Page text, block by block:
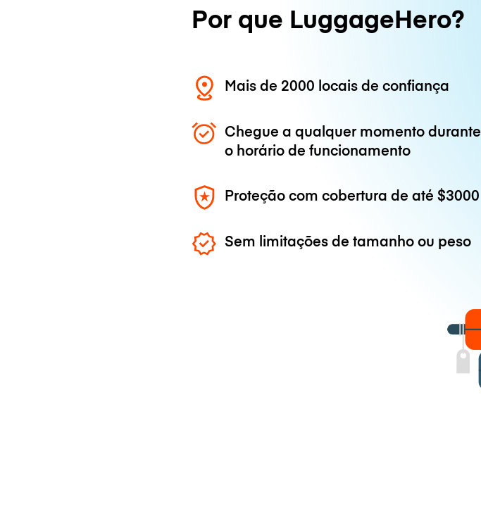
Por que LuggageHero?
Mais de 2000 locais de confiança
Chegue a qualquer momento durante
o horário de funcionamento
Proteção com cobertura de até$3000
Sem limitações de tamanho ou peso